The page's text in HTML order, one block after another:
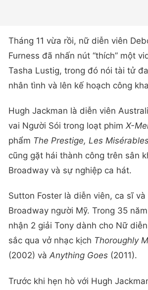
Tháng 11 vừa rồi, nữ diễn viên
Furness đã nhấn nút “thích” một
Tasha Lustig, trong đó nói tài tử
nhân tình và lên kế hoạch công
Hugh Jackman là diễn viên
vai Người Sói trong loạt phim X-
phẩm The Prestige, Les
cũng gặt hái thành công trên sân
Broadway và sự nghiệp ca hát.
Sutton Foster là diễn viên, ca sĩ và
Broadway người Mỹ. Trong 35
nhận 2 giải Tony dành cho Nữ
sắc qua vở nhạc kịch Thoroughly
(2002) và Anything Goes (2011).
Trước khi hẹn hò với Hugh